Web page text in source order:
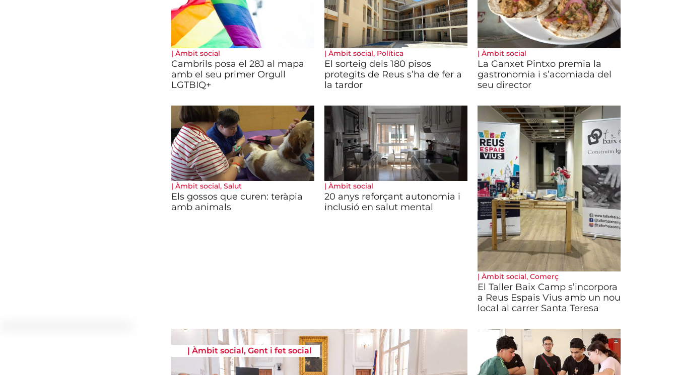
| Àmbit social
Cambrils posa el 28J al mapa
amb el seu primer Orgull
LGTBIQ+
| Àmbit social, Política
El sorteig dels 180 pisos
protegits de Reus s’ha de fer a
la tardor
| Àmbit social
La Ganxet Pintxo premia la
gastronomia i s’acomiada del
seu director
| Àmbit social, Salut
Els gossos que curen: teràpia
amb animals
| Àmbit social
20 anys reforçant autonomia i
inclusió en salut mental
| Àmbit social, Comerç
El Taller Baix Camp s’incorpora
a Reus Espais Vius amb un nou
local al carrer Santa Teresa
| Àmbit social, Gent i fet social